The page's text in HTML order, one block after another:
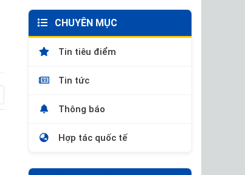
CHUYÊN MỤC
Tin tiêu điểm
Tin tức
Thông báo
Hợp tác quốc tế